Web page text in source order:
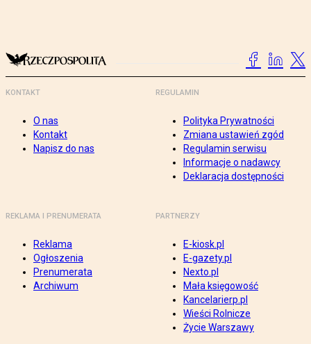
KONTAKT
O nas
Kontakt
Napisz do nas
REGULAMIN
Polityka Prywatności
Zmiana ustawień zgód
Regulamin serwisu
Informacje o nadawcy
Deklaracja dostępności
REKLAMA I PRENUMERATA
Reklama
Ogłoszenia
Prenumerata
Archiwum
PARTNERZY
E-kiosk.pl
E-gazety.pl
Nexto.pl
Mała księgowość
Kancelarierp.pl
Wieści Rolnicze
Życie Warszawy